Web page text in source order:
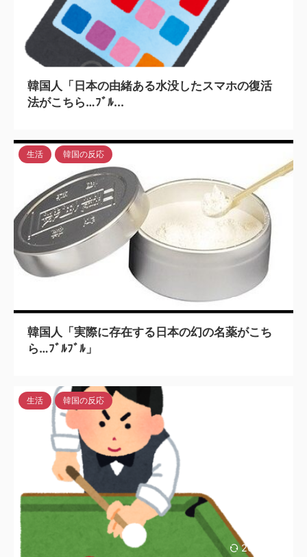
韓国人「日本の由緒ある水没したスマホの復活
法がこちら…ﾌﾞﾙ...
生活 韓国の反応
韓国人「実際に存在する日本の幻の名薬がこち
ら…ﾌﾞﾙﾌﾞﾙ」
2024/4/3
生活 韓国の反応